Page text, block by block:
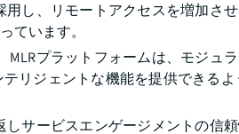
し、リモートアクセスを増加さ
ています。
プラットフォームは、モジュ
リジェントな機能を提供できる
サービスエンゲージメントの信